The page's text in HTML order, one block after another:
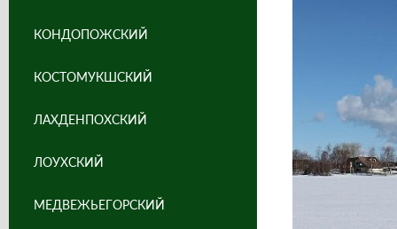
КОНДОПОЖСКИЙ
КОСТОМУКШСКИЙ
ЛАХДЕНПОХСКИЙ
ЛОУХСКИЙ
МЕДВЕЖЬЕГОРСКИЙ